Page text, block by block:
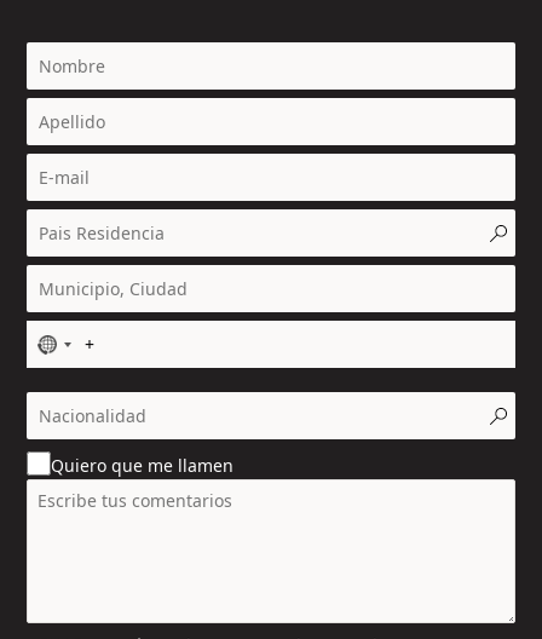
N
o
c
o
u
n
t
l
Quiero que me llamen